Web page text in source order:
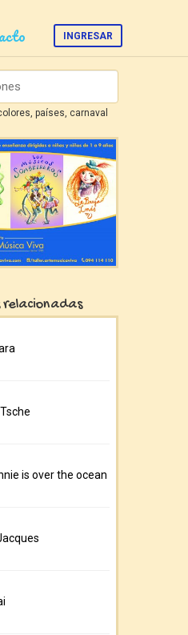
INGRESAR
países, carnaval
relacionadas
is over the ocean